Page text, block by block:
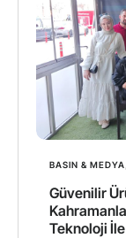
BASIN & MEDYA
Güvenilir
Teknoloji